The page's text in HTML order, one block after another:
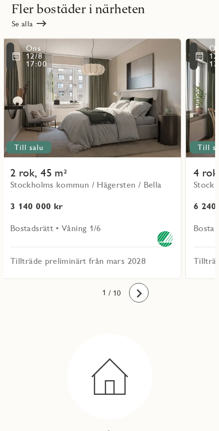
Fler bostäder i närheten
Se alla
Till salu
2 rok, 45 m²
Stockholms kommun / Hägersten / Bella
3 140 000 kr
Bostadsrätt • Våning 1/6
Tillträde preliminärt från mars 2028
Ons
12/8
17:00
Läs
mer
objekt
31103
Till
4
6
Läs
mer
om
objekt
31104
1
2
3
4
5
6
7
8
9
10 / 10 Framåt